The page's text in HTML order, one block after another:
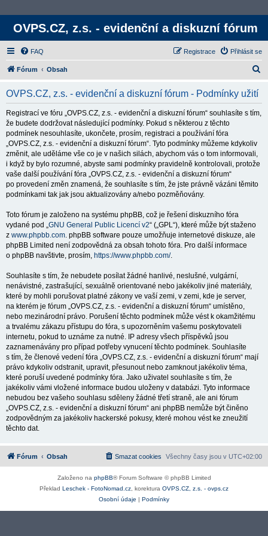
OVPS.CZ, z.s. - evidenční a diskuzní fórum
FAQ Přihlásit se
Registrace
Fórum Obsah
OVPS.CZ, z.s. - evidenční a diskuzní fórum - Podmínky užití
Registrací ve fóru „OVPS.CZ, z.s. - evidenční a diskuzní fórum“ souhlasíte s tím,
že budete dodržovat následující podmínky. Pokud s některou z těchto
podmínek nesouhlasíte, ukončete, prosím, registraci a používání fóra
„OVPS.CZ, z.s. - evidenční a diskuzní fórum“. Tyto podmínky můžeme kdykoliv
změnit, ale uděláme vše co je v našich silách, abychom vás o tom informovali,
i když by bylo rozumné, abyste sami podmínky pravidelně kontrolovali, protože
vaše další používání fóra „OVPS.CZ, z.s. - evidenční a diskuzní fórum“
po provedení změn znamená, že souhlasíte s tím, že jste právně vázáni těmito
podmínkami tak jak jsou aktualizovány a/nebo pozměňovány.
Toto fórum je založeno na systému phpBB, což je řešení diskuzního fóra
vydané pod „GNU General Public Licencí v2“ („GPL“), které může být staženo
z www.phpbb.com. phpBB software pouze umožňuje internetové diskuze, ale
phpBB Limited není zodpovědná za obsah tohoto fóra. Pro další informace
o phpBB navštivte, prosím, https://www.phpbb.com/.
Souhlasíte s tím, že nebudete posílat žádné hanlivé, neslušné, vulgární,
nenávistné, zastrašující, sexuálně orientované nebo jakékoliv jiné materiály,
které by mohli porušovat platné zákony ve vaší zemi, v zemi, kde je server,
na kterém je fórum „OVPS.CZ, z.s. - evidenční a diskuzní fórum“ umístěno,
nebo mezinárodní právo. Porušení těchto podmínek může vést k okamžitému
a trvalému zákazu přístupu do fóra, s upozorněním vašemu poskytovateli
internetu, pokud to uznáme za nutné. IP adresy všech příspěvků jsou
zaznamenávány pro případ potřeby vynucení těchto podmínek. Souhlasíte
s tím, že členové vedení fóra „OVPS.CZ, z.s. - evidenční a diskuzní fórum“ mají
právo kdykoliv odstranit, upravit, přesunout nebo zamknout jakékoliv téma,
které poruší uvedené podmínky fóra. Jako uživatel souhlasíte s tím, že
jakékoliv vámi vložené informace budou uloženy v databázi. Tyto informace
nebudou bez vašeho souhlasu sděleny žádné třetí straně, ale ani fórum
„OVPS.CZ, z.s. - evidenční a diskuzní fórum“ ani phpBB nemůže být činěno
zodpovědným za jakékoliv hackerské pokusy, které mohou vést ke zneužití
těchto dat.
Fórum Obsah Všechny časy jsou v UTC+02:00
Smazat cookies
Založeno na phpBB® Forum Software © phpBB Limited
Překlad Leschek - FotoNomad.cz , korektura OVPS.CZ, z.s. - ovps.cz
Osobní údaje | Podmínky